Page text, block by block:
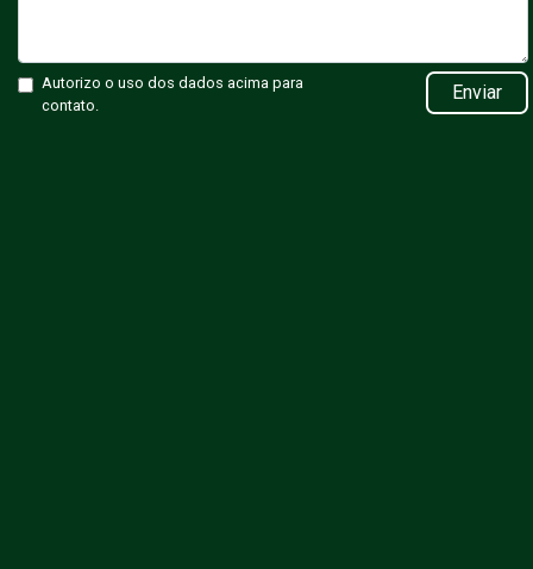
Autorizo o uso dos dados acima para
contato.
Enviar